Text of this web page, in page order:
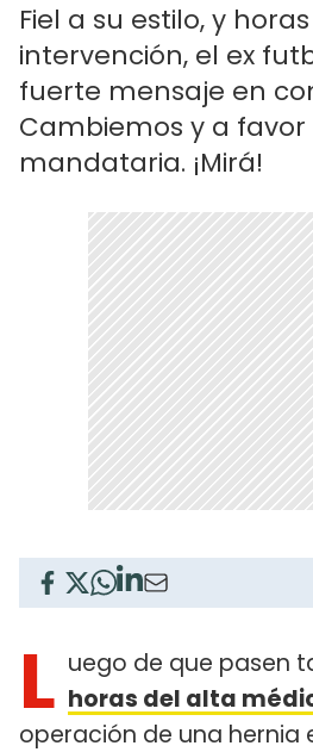
Fiel a su estilo, y
intervención, el ex
fuerte mensaje en
Cambiemos y a favor
mandataria. ¡Mirá!
L uego de que pasen
horas del alta
operación de una hernia